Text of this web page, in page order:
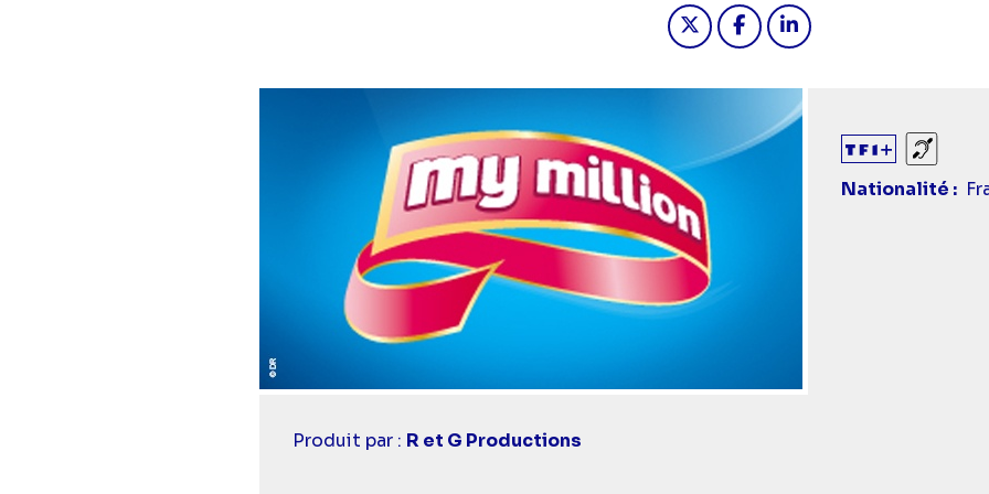
Partager "2025-03-11 20:45 -
Partager "2025-03-11
Sourds
Nationalité
Casting
Produit par : R et G Productions